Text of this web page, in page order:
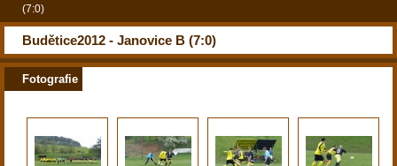
(7:0)
Budětice2012 - Janovice B (7:0)
Fotografie